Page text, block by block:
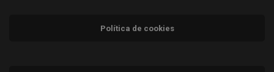
Política de cookies